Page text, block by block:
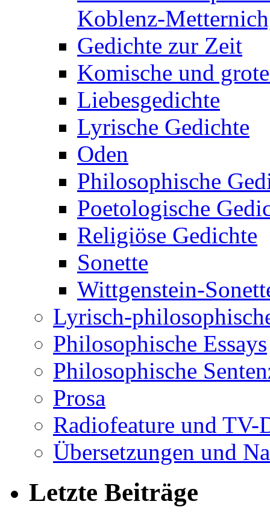
Koblenz-
Gedichte zur Zeit
Komische und
Liebesgedichte
Lyrische Gedichte
Oden
Philosophische
Poetologische
Religiöse Gedichte
Sonette
Wittgenstein-
Lyrisch-
Philosophische Essays
Philosophische
Prosa
Radiofeature und TV-
Übersetzungen und
Letzte Beiträge